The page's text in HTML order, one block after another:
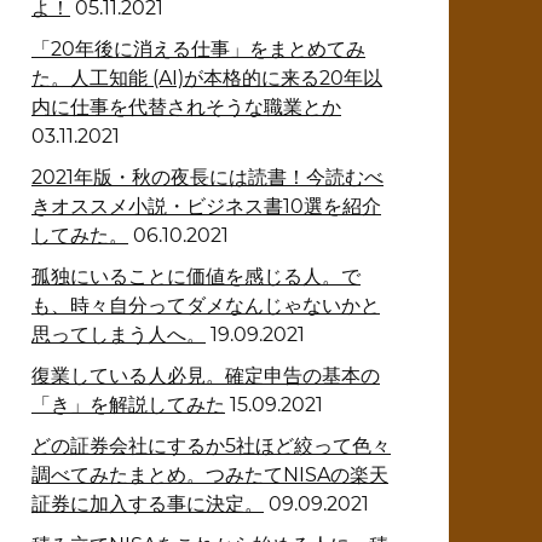
よ！ 05.11.2021
「20年後に消える仕事」をまとめてみ
た。人工知能 (AI)が本格的に来る20年以
内に仕事を代替されそうな職業とか
03.11.2021
2021年版・秋の夜長には読書！今読むべ
きオススメ小説・ビジネス書10選を紹介
してみた。
06.10.2021
孤独にいることに価値を感じる人。で
も、時々自分ってダメなんじゃないかと
思ってしまう人へ。
19.09.2021
復業している人必見。確定申告の基本の
「き」を解説してみた 15.09.2021
どの証券会社にするか5社ほど絞って色々
調べてみたまとめ。つみたてNISAの楽天
証券に加入する事に決定。
09.09.2021